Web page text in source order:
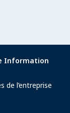
Information
de l’entreprise